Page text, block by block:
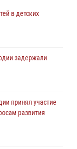
в детских
задержали
принял участие
развития